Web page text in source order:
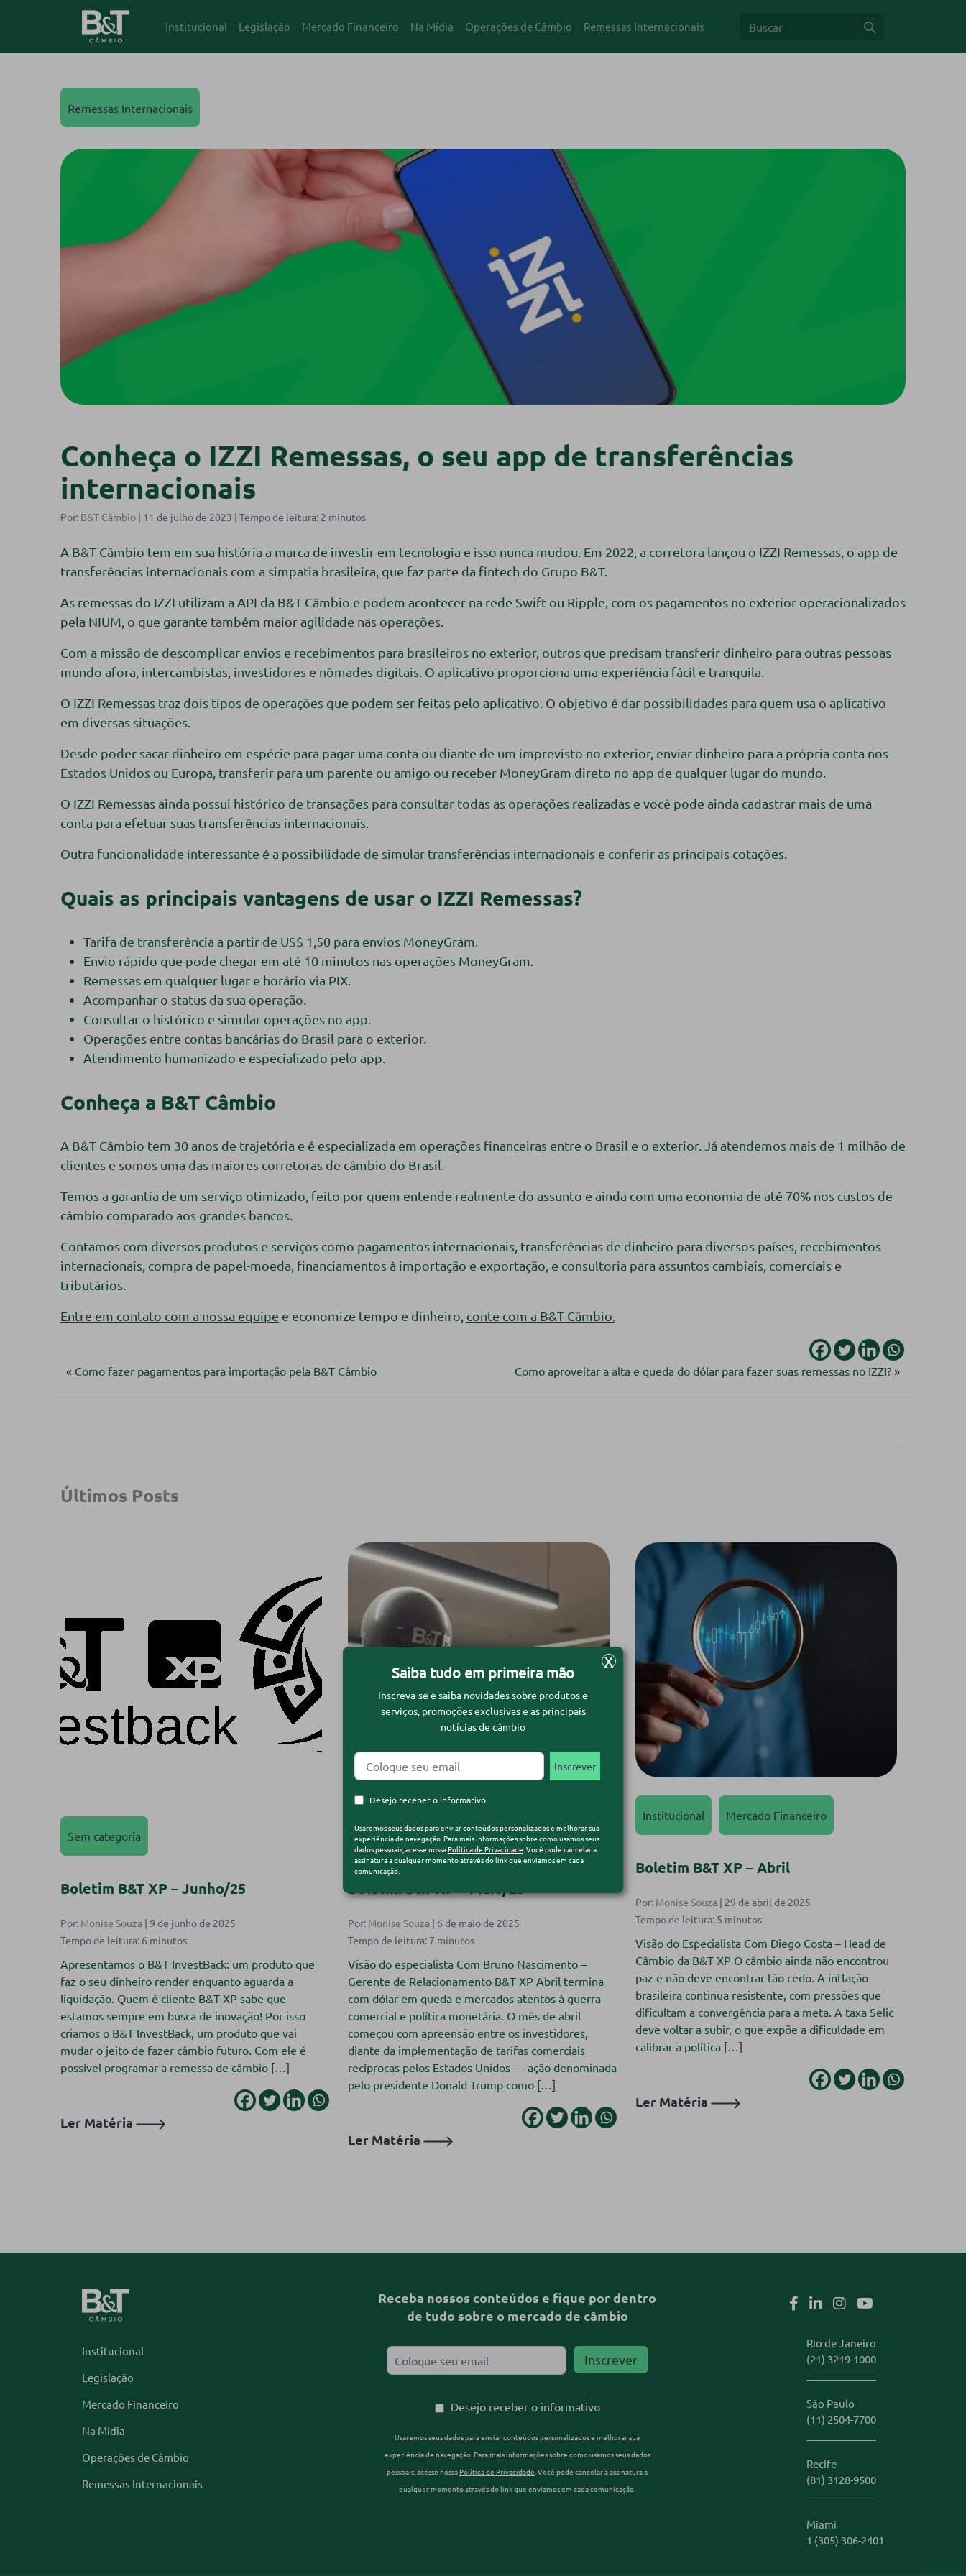
Institucional Legislação Mercado Financeiro Na Mídia Operações de Câmbio Remessas Internacionais
Remessas Internacionais
Conheça o IZZI Remessas, o seu app de transferências
internacionais
Por: B&T Câmbio | 11 de julho de 2023 |
A B&T Câmbio tem em sua história a marca de investir em tecnologia e isso nunca mudou. Em 2022, a corretora lançou o IZZI Remessas, o app de
transferências internacionais com a simpatia brasileira, que faz parte da fintech do Grupo B&T.
As remessas do IZZI utilizam a API da B&T Câmbio e podem acontecer na rede Swift ou Ripple, com os pagamentos no exterior operacionalizados
pela NIUM, o que garante também maior agilidade nas operações.
Com a missão de descomplicar envios e recebimentos para brasileiros no exterior, outros que precisam transferir dinheiro para outras pessoas
mundo afora, intercambistas, investidores e nômades digitais. O aplicativo proporciona uma experiência fácil e tranquila.
O IZZI Remessas traz dois tipos de operações que podem ser feitas pelo aplicativo. O objetivo é dar possibilidades para quem usa o aplicativo
em diversas situações.
Desde poder sacar dinheiro em espécie para pagar uma conta ou diante de um imprevisto no exterior, enviar dinheiro para a própria conta nos
Estados Unidos ou Europa, transferir para um parente ou amigo ou receber MoneyGram direto no app de qualquer lugar do mundo.
O IZZI Remessas ainda possui histórico de transações para consultar todas as operações realizadas e você pode ainda cadastrar mais de uma
conta para efetuar suas transferências internacionais.
Outra funcionalidade interessante é a possibilidade de simular transferências internacionais e conferir as principais cotações.
Quais as principais vantagens de usar o IZZI Remessas?
Tarifa de transferência a partir de US$ 1,50 para envios MoneyGram.
Envio rápido que pode chegar em até 10 minutos nas operações MoneyGram.
Remessas em qualquer lugar e horário via PIX.
Acompanhar o status da sua operação.
Consultar o histórico e simular operações no app.
Operações entre contas bancárias do Brasil para o exterior.
Atendimento humanizado e especializado pelo app.
Conheça a B&T Câmbio
A B&T Câmbio tem 30 anos de trajetória e é especializada em operações financeiras entre o Brasil e o exterior. Já atendemos mais de 1 milhão de
clientes e somos uma das maiores corretoras de câmbio do Brasil.
Temos a garantia de um serviço otimizado, feito por quem entende realmente do assunto e ainda com uma economia de até 70% nos custos de
câmbio comparado aos grandes bancos.
Contamos com diversos produtos e serviços como pagamentos internacionais, transferências de dinheiro para diversos países, recebimentos
internacionais, compra de papel-moeda, financiamentos à importação e exportação, e consultoria para assuntos cambiais, comerciais e
tributários.
Entre em contato com a nossa equipe e economize tempo e dinheiro, conte com a B&T Câmbio.
« Como fazer pagamentos para importação pela B&T Câmbio Como aproveitar a alta e queda do dólar para fazer suas remessas no IZZI? »
Últimos Posts
Sem categoria
Boletim B&T XP – Junho/25
Por: Monise Souza | 9 de junho de 2025
Apresentamos o B&T InvestBack: um produto que
faz o seu dinheiro render enquanto aguarda a
liquidação. Quem é cliente B&T XP sabe que
estamos sempre em busca de inovação! Por isso
criamos o B&T InvestBack, um produto que vai
mudar o jeito de fazer câmbio futuro. Com ele é
possível programar a remessa de câmbio […]
Ler Matéria
Mercado Mercado Financeiro
Por: Monise Souza | 6 de maio de 2025
Visão do especialista Com Bruno Nascimento –
Gerente de Relacionamento B&T XP Abril termina
com dólar em queda e mercados atentos à guerra
comercial e política monetária. O mês de abril
começou com apreensão entre os investidores,
diante da implementação de tarifas comerciais
recíprocas pelos Estados Unidos — ação denominada
pelo presidente Donald Trump como […]
Ler Matéria
Institucional Mercado Financeiro
Boletim B&T XP – Abril
Por: Monise Souza | 29 de abril de 2025
Visão do Especialista Com Diego Costa – Head de
Câmbio da B&T XP O câmbio ainda não encontrou
paz e não deve encontrar tão cedo. A inflação
brasileira continua resistente, com pressões que
dificultam a convergência para a meta. A taxa Selic
deve voltar a subir, o que expõe a dificuldade em
calibrar a política […]
Ler Matéria
Institucional
Legislação
Mercado Financeiro
Na Mídia
Operações de Câmbio
Remessas Internacionais
Receba nossos conteúdos e fique por dentro
de tudo sobre o mercado de câmbio
Desejo receber o informativo
Usaremos seus dados para enviar conteúdos personalizados e melhorar sua
experiência de navegação. Para mais informações sobre como usamos seus dados
pessoais, acesse nossa Política de Privacidade . Você pode cancelar a assinatura a
qualquer momento através do link que enviamos em cada comunicação.
Rio de Janeiro
(21) 3219-1000
São Paulo
(11) 2504-7700
Recife
(81) 3128-9500
Miami
1 (305) 306-2401
X
Saiba tudo em primeira mão
Inscreva-se e saiba novidades sobre produtos e
serviços, promoções exclusivas e as principais
notícias de câmbio
Desejo receber o informativo
Usaremos seus dados para enviar conteúdos personalizados e melhorar sua
experiência de navegação. Para mais informações sobre como usamos seus
dados pessoais, acesse nossaPolítica de Privacidade. Você pode cancelar a
assinatura a qualquer momento através do link que enviamos em cada
comunicação.